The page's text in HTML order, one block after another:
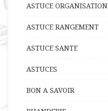
ASTUCE ORGANISATION
ASTUCE RANGEMENT
ASTUCE SANTE
ASTUCES
BON A SAVOIR